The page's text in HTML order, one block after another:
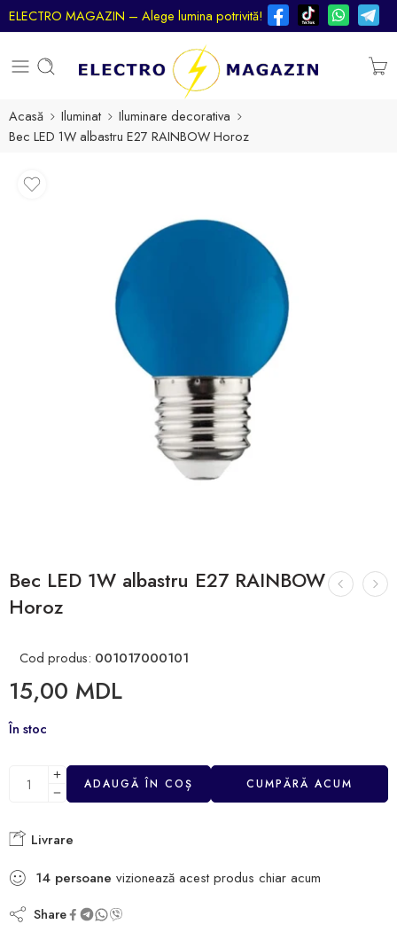
ELECTRO MAGAZIN – Alege lumina potrivită!
Acasă Iluminat
Iluminare decorativa
Bec LED 1W albastru E27 RAINBOW Horoz
Bec LED 1W albastru E27 RAINBOW
Horoz
Cod produs: 001017000101
15,00 MDL
În stoc
ADAUGĂ ÎN COȘ CUMPĂRĂ ACUM
Livrare
14 persoane vizionează acest produs chiar acum
Share